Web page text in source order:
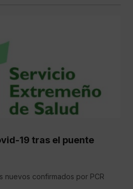
19 tras el puente
nuevos confirmados por PCR